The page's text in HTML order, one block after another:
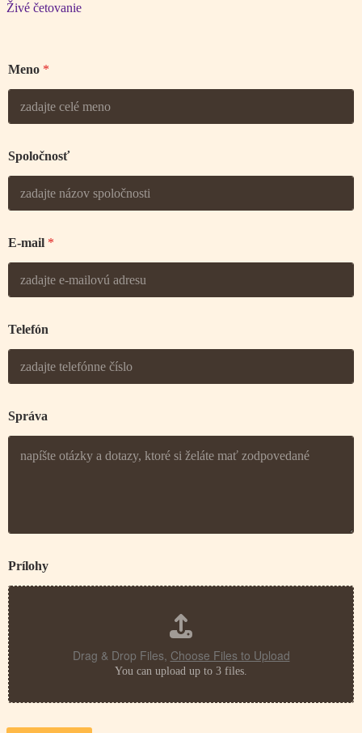
Živé četovanie
Meno *
Spoločnosť
E-mail *
Telefón
Správa
Prílohy
Drag & Drop Files, Choose Files to Upload
You can upload up to 3 files.